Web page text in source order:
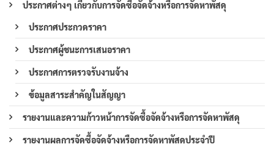
ประกาศต่างๆ เกี่ยวกับการจัดซื้อจัดจ้างหรือการจัดหาพัสดุ
ประกาศประกวดราคา
ประกาศผู้ชนะการเสนอราคา
ประกาศการตรวจรับงานจ้าง
ข้อมูลสาระสำคัญในสัญญา
รายงานและความก้าวหน้าการจัดซื้อจัดจ้างหรือการจัดหาพัสดุ
รายงานผลการจัดซื้อจัดจ้างหรือการจัดหาพัสดุประจำปี